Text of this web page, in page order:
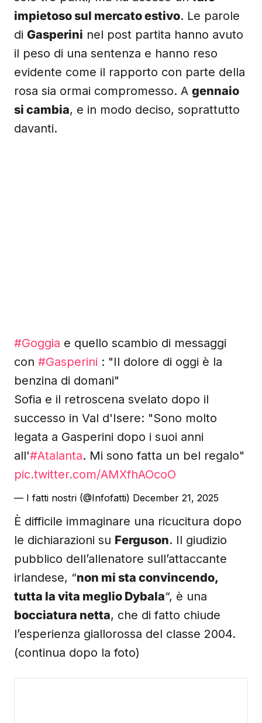
impietoso sul mercato estivo. Le parole
di Gasperini nel post partita hanno avuto
il peso di una sentenza e hanno reso
evidente come il rapporto con parte della
rosa sia ormai compromesso. A gennaio
si cambia, e in modo deciso, soprattutto
davanti.
#Goggia e quello scambio di messaggi
con #Gasperini : "Il dolore di oggi è la
benzina di domani"
Sofia e il retroscena svelato dopo il
successo in Val d'Isere: "Sono molto
legata a Gasperini dopo i suoi anni
all'#Atalanta. Mi sono fatta un bel regalo"
pic.twitter.com/AMXfhAOcoO
— I fatti nostri (@Infofatti) December 21, 2025
È difficile immaginare una ricucitura dopo
le dichiarazioni su Ferguson. Il giudizio
pubblico dell’allenatore sull’attaccante
irlandese, “non mi sta convincendo,
tutta la vita meglio Dybala“, è una
bocciatura netta, che di fatto chiude
l’esperienza giallorossa del classe 2004.
(continua dopo la foto)